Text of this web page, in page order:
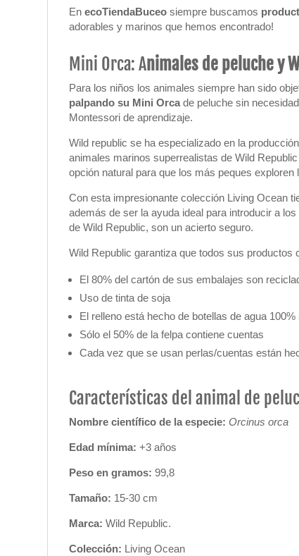
EnecoTiendaBuceo siempre buscamos
adorables y marinos que hemos encontrado!
Mini Orca: Animales de peluche y
Para los niños los animales siempre han sido
palpando su Mini Orca de peluche sin
Montessori de aprendizaje.
Wild republic se ha especializado en la
animales marinos superrealistas de Wild
opción natural para que los más peques exploren
Con esta impresionante colección Living Ocean
además de ser la ayuda ideal para introducir a
de Wild Republic, son un acierto seguro.
Wild Republic garantiza que todos sus
El 80% del cartón de sus embalajes son
Uso de tinta de soja
El relleno está hecho de botellas de agua 100%
Sólo el 50% de la felpa contiene cuentas
Cada vez que se usan perlas/cuentas están
Características del animal de
Nombre científico de la especie: Orcinus orca
Edad mínima: +3 años
Peso en gramos: 99,8
Tamaño: 15-30 cm
Marca: Wild Republic.
Colección: Living Ocean